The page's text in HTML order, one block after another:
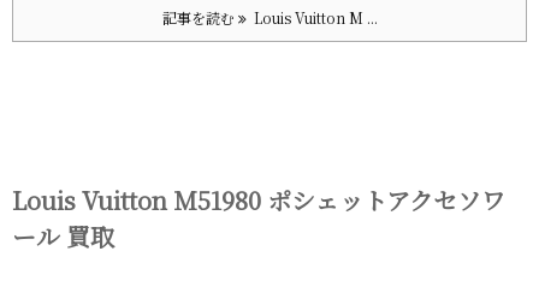
記事を読む Louis Vuitton M ...
Louis Vuitton M51980 ポシェットアクセソワ
ール 買取